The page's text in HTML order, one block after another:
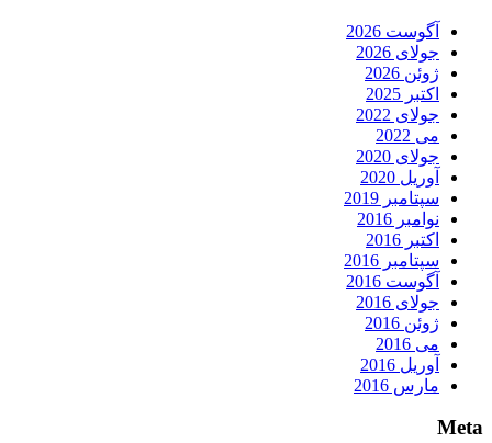
آگوست 2026
جولای 2026
ژوئن 2026
اکتبر 2025
جولای 2022
می 2022
جولای 2020
آوریل 2020
سپتامبر 2019
نوامبر 2016
اکتبر 2016
سپتامبر 2016
آگوست 2016
جولای 2016
ژوئن 2016
می 2016
آوریل 2016
مارس 2016
Meta